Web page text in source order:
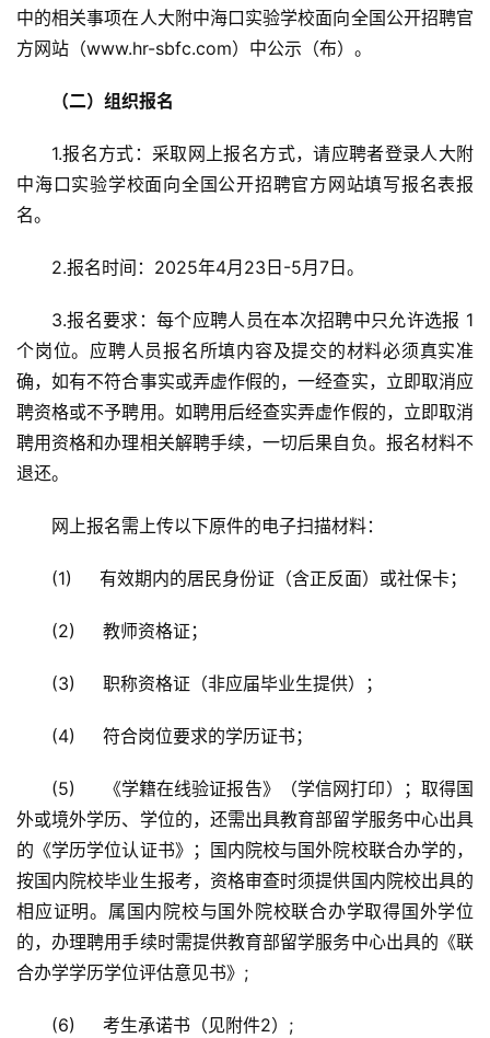
汽
车
中的相关事项在人大附中海口实验学校面向全国公开招聘官
方网站（www.hr-sbfc.com）中公示（布）。
（二）组织报名
1.报名方式：采取网上报名方式，请应聘者登录人大附
中海口实验学校面向全国公开招聘官方网站填写报名表报
名。
2.报名时间：2025年4月23日-5月7日。
3.报名要求：每个应聘人员在本次招聘中只允许选报 1
个岗位。应聘人员报名所填内容及提交的材料必须真实准
确，如有不符合事实或弄虚作假的，一经查实，立即取消应
聘资格或不予聘用。如聘用后经查实弄虚作假的，立即取消
聘用资格和办理相关解聘手续，一切后果自负。报名材料不
退还。
网上报名需上传以下原件的电子扫描材料：
(1)     有效期内的居民身份证（含正反面）或社保卡；
(2)     教师资格证；
(3)     职称资格证（非应届毕业生提供）；
(4)     符合岗位要求的学历证书；
(5)     《学籍在线验证报告》（学信网打印）；取得国
外或境外学历、学位的，还需出具教育部留学服务中心出具
的《学历学位认证书》；国内院校与国外院校联合办学的，
按国内院校毕业生报考，资格审查时须提供国内院校出具的
相应证明。属国内院校与国外院校联合办学取得国外学位
的，办理聘用手续时需提供教育部留学服务中心出具的《联
合办学学历学位评估意见书》;
(6)     考生承诺书（见附件2）;